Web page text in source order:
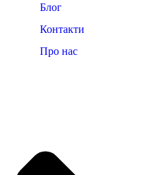
Блог
Контакти
Про нас